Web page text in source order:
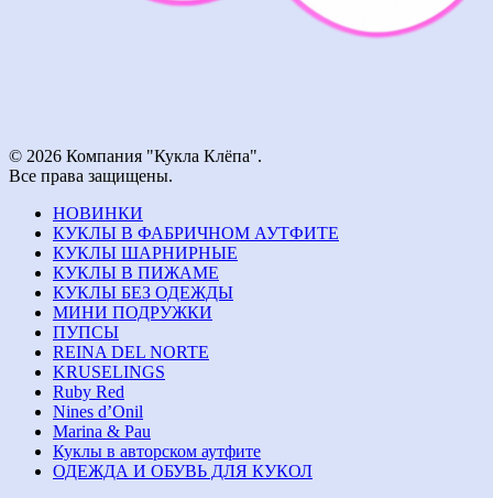
© 2026 Компания "Кукла Клёпа".
Все права защищены.
НОВИНКИ
КУКЛЫ В ФАБРИЧНОМ АУТФИТЕ
КУКЛЫ ШАРНИРНЫЕ
КУКЛЫ В ПИЖАМЕ
КУКЛЫ БЕЗ ОДЕЖДЫ
МИНИ ПОДРУЖКИ
ПУПСЫ
REINA DEL NORTE
KRUSELINGS
Ruby Red
Nines d’Onil
Marina & Pau
Куклы в авторском аутфите
ОДЕЖДА И ОБУВЬ ДЛЯ КУКОЛ